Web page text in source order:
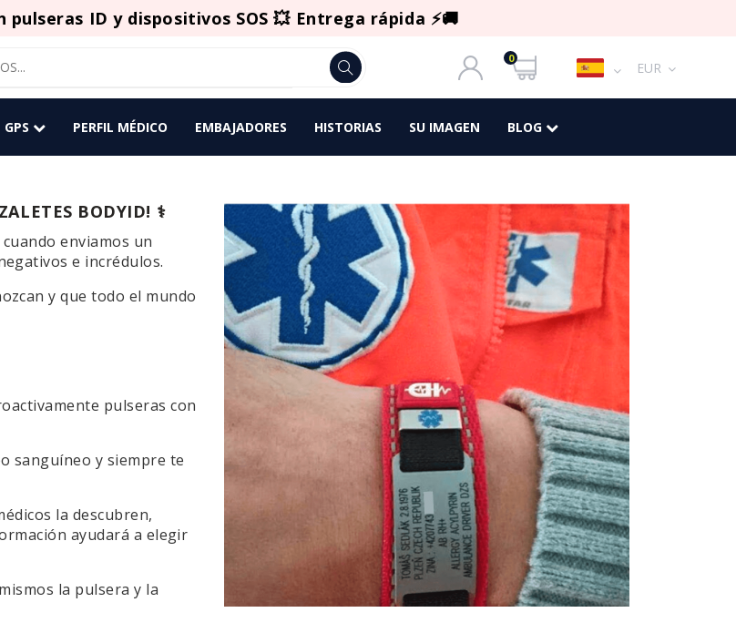
pulseras ID y dispositivos SOS 💥 Entrega rápida ⚡🚚
0
EUR
PERFIL MÉDICO EMBAJADORES HISTORIAS SU IMAGEN BLOG
BODYID! ⚕️
enviamos un
e incrédulos.
y que todo el mundo
pulseras con
sanguíneo y siempre te
la descubren,
ayudará a elegir
la pulsera y la